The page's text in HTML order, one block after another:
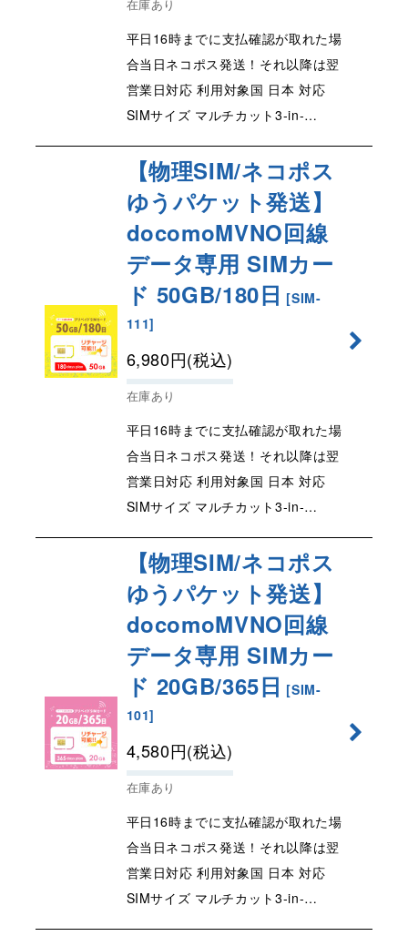
在庫あり
平日16時までに支払確認が取れた場
合当日ネコポス発送！それ以降は翌
営業日対応 利用対象国 日本 対応
SIMサイズ マルチカット3-in-…
【物理SIM/ネコポス
ゆうパケット発送】
docomoMVNO回線
データ専用 SIMカー
ド 50GB/180日 [SIM-
111]
6,980円(税込)
在庫あり
平日16時までに支払確認が取れた場
合当日ネコポス発送！それ以降は翌
営業日対応 利用対象国 日本 対応
SIMサイズ マルチカット3-in-…
【物理SIM/ネコポス
ゆうパケット発送】
docomoMVNO回線
データ専用 SIMカー
ド 20GB/365日 [SIM-
101]
4,580円(税込)
在庫あり
平日16時までに支払確認が取れた場
合当日ネコポス発送！それ以降は翌
営業日対応 利用対象国 日本 対応
SIMサイズ マルチカット3-in-…